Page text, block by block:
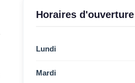
Horaires d'ouverture
Lundi
Mardi